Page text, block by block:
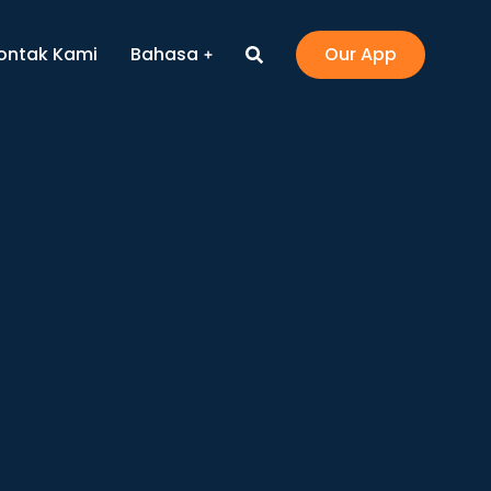
Kami Bahasa Our App